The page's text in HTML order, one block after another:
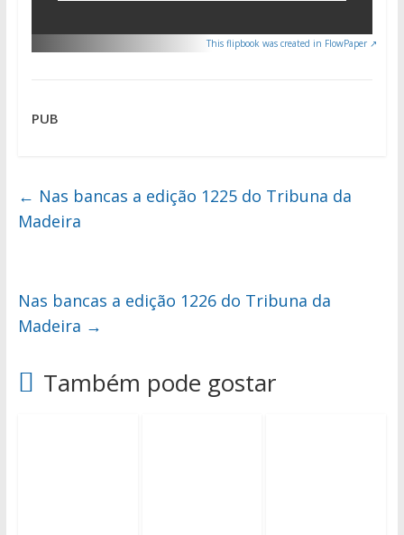
This flipbook was created in FlowPaper ↗
PUB
← Nas bancas a edição 1225 do Tribuna da
Madeira
Nas bancas a edição 1226 do Tribuna da
Madeira →
Também pode gostar